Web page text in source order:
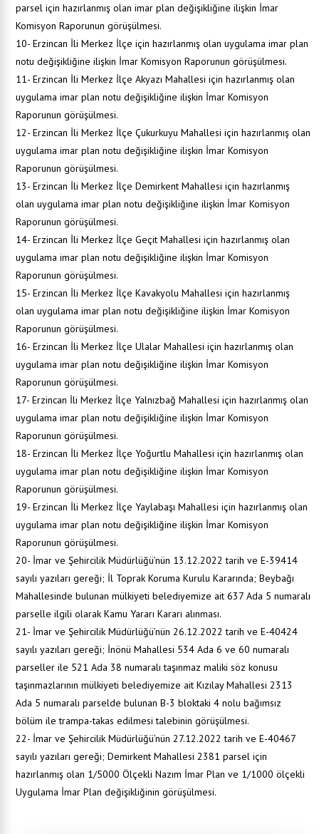
parsel için hazırlanmış olan imar plan değişikliğine ilişkin İmar
Komisyon Raporunun görüşülmesi.
10- Erzincan İli Merkez İlçe için hazırlanmış olan uygulama imar plan
notu değişikliğine ilişkin İmar Komisyon Raporunun görüşülmesi.
11- Erzincan İli Merkez İlçe Akyazı Mahallesi için hazırlanmış olan
uygulama imar plan notu değişikliğine ilişkin İmar Komisyon
Raporunun görüşülmesi.
12- Erzincan İli Merkez İlçe Çukurkuyu Mahallesi için hazırlanmış olan
uygulama imar plan notu değişikliğine ilişkin İmar Komisyon
Raporunun görüşülmesi.
13- Erzincan İli Merkez İlçe Demirkent Mahallesi için hazırlanmış
olan uygulama imar plan notu değişikliğine ilişkin İmar Komisyon
Raporunun görüşülmesi.
14- Erzincan İli Merkez İlçe Geçit Mahallesi için hazırlanmış olan
uygulama imar plan notu değişikliğine ilişkin İmar Komisyon
Raporunun görüşülmesi.
15- Erzincan İli Merkez İlçe Kavakyolu Mahallesi için hazırlanmış
olan uygulama imar plan notu değişikliğine ilişkin İmar Komisyon
Raporunun görüşülmesi.
16- Erzincan İli Merkez İlçe Ulalar Mahallesi için hazırlanmış olan
uygulama imar plan notu değişikliğine ilişkin İmar Komisyon
Raporunun görüşülmesi.
17- Erzincan İli Merkez İlçe Yalnızbağ Mahallesi için hazırlanmış olan
uygulama imar plan notu değişikliğine ilişkin İmar Komisyon
Raporunun görüşülmesi.
18- Erzincan İli Merkez İlçe Yoğurtlu Mahallesi için hazırlanmış olan
uygulama imar plan notu değişikliğine ilişkin İmar Komisyon
Raporunun görüşülmesi.
19- Erzincan İli Merkez İlçe Yaylabaşı Mahallesi için hazırlanmış olan
uygulama imar plan notu değişikliğine ilişkin İmar Komisyon
Raporunun görüşülmesi.
20- İmar ve Şehircilik Müdürlüğü’nün 13.12.2022 tarih ve E-39414
sayılı yazıları gereği; İl Toprak Koruma Kurulu Kararında; Beybağı
Mahallesinde bulunan mülkiyeti belediyemize ait 637 Ada 5 numaralı
parselle ilgili olarak Kamu Yararı Kararı alınması.
21- İmar ve Şehircilik Müdürlüğü’nün 26.12.2022 tarih ve E-40424
sayılı yazıları gereği; İnönü Mahallesi 534 Ada 6 ve 60 numaralı
parseller ile 521 Ada 38 numaralı taşınmaz maliki söz konusu
taşınmazlarının mülkiyeti belediyemize ait Kızılay Mahallesi 2313
Ada 5 numaralı parselde bulunan B-3 bloktaki 4 nolu bağımsız
bölüm ile trampa-takas edilmesi talebinin görüşülmesi.
22- İmar ve Şehircilik Müdürlüğü’nün 27.12.2022 tarih ve E-40467
sayılı yazıları gereği; Demirkent Mahallesi 2381 parsel için
hazırlanmış olan 1/5000 Ölçekli Nazım İmar Plan ve 1/1000 ölçekli
Uygulama İmar Plan değişikliğinin görüşülmesi.